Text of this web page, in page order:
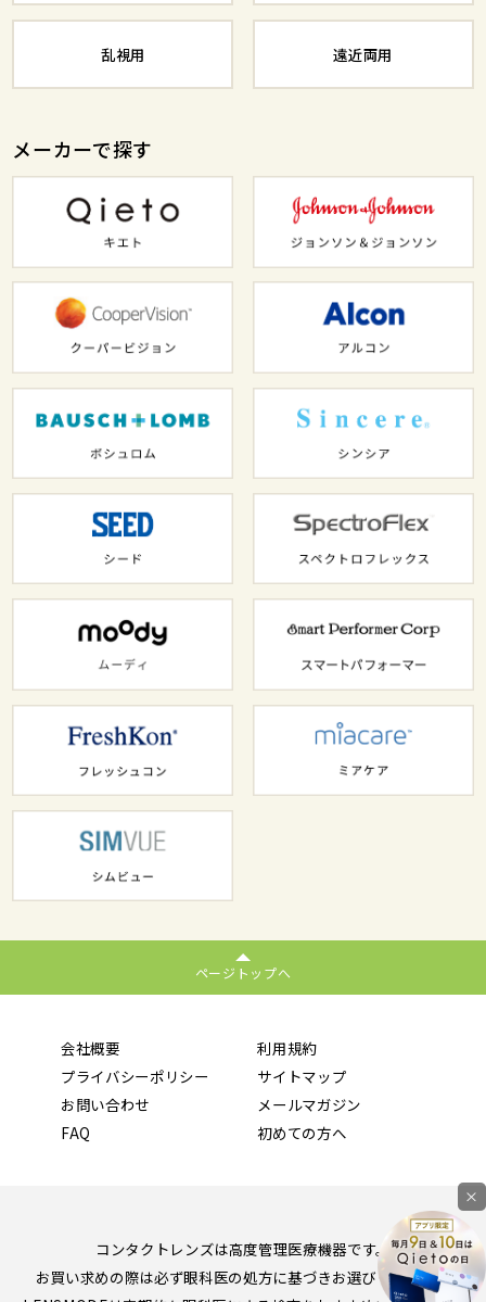
乱視用 遠近両用
メーカーで探す
ページトップへ
会社概要
利用規約
プライバシーポリシー
サイトマップ
お問い合わせ
メールマガジン
FAQ
初めての方へ
コンタクトレンズは高度管理医療機器です。
お買い求めの際は必ず眼科医の処方に基づきお選びください。
×